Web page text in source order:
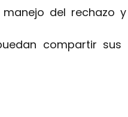
del rechazo
compartir sus